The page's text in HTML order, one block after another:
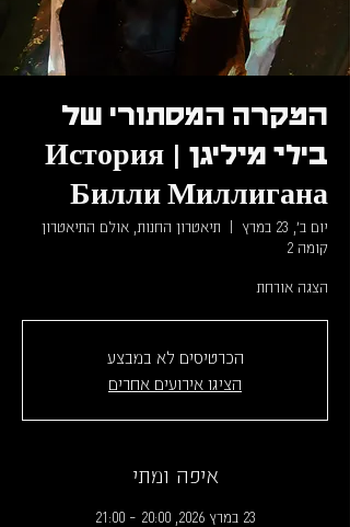
המקרה המסתורי של
בילי מיליגן | История
Билли Миллигана
יום ב׳, 23 במרץ
  |
תיאטרון החנות, אולם התיאטרון
קומה 2
הצגה אורחת
הכרטיסים לא במבצע
הציגו אירועים אחרים
איפה ומתי
23 במרץ 2026, 20:00 – 21:00